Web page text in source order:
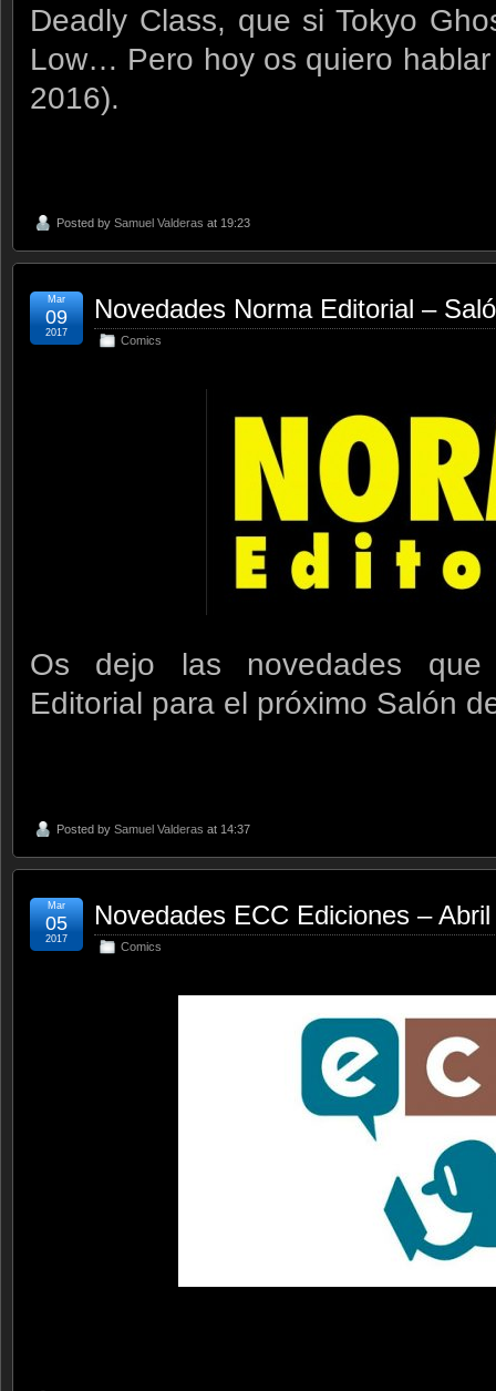
Deadly Class, que si Tokyo
Low… Pero hoy os quiero
2016).
Posted by Samuel Valderas at 19:23
Novedades Norma Editorial –
Comics
Mar
09
2017
Os dejo las novedades que
Editorial para el próximo Salón
Posted by Samuel Valderas at 14:37
Novedades ECC Ediciones –
Comics
Mar
05
2017